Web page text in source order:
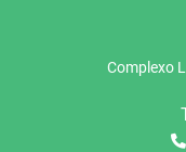
Complexo